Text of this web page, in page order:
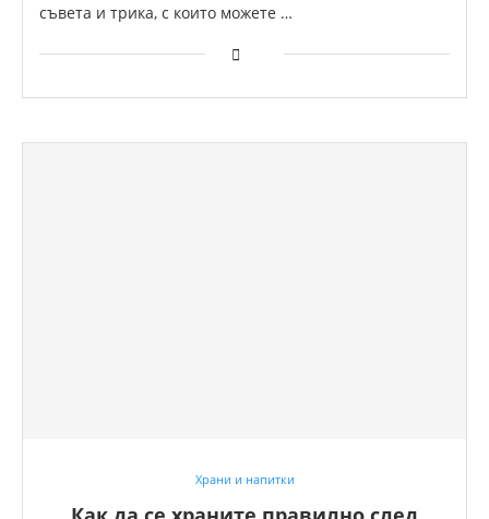
съвета и трика, с които можете …
Храни и напитки